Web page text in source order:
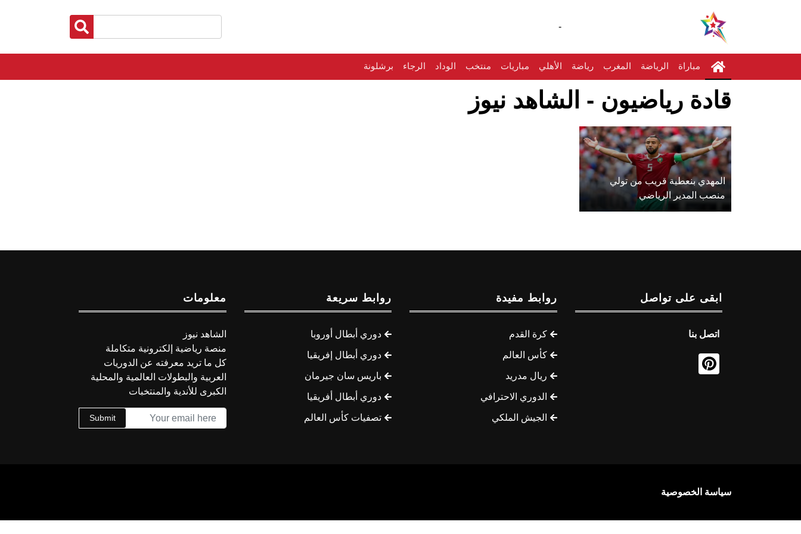
-
مباراة الرياضة المغرب رياضة الأهلي مباريات منتخب الوداد الرجاء برشلونة
قادة رياضيون - الشاهد نيوز
المهدي بنعطية قريب من تولي
منصب المدير الرياضي
ابقى على تواصل
اتصل بنا
روابط مفيدة
كرة القدم
كأس العالم
ريال مدريد
الدوري الاحترافي
الجيش الملكي
روابط سريعة
دوري أبطال أوروبا
دوري أبطال إفريقيا
باريس سان جيرمان
دوري أبطال أفريقيا
تصفيات كأس العالم
معلومات
الشاهد نيوز
منصة رياضية إلكترونية متكاملة
كل ما تريد معرفته عن الدوريات
العربية والبطولات العالمية والمحلية
الكبرى للأندية والمنتخبات
Submit
سياسة الخصوصية